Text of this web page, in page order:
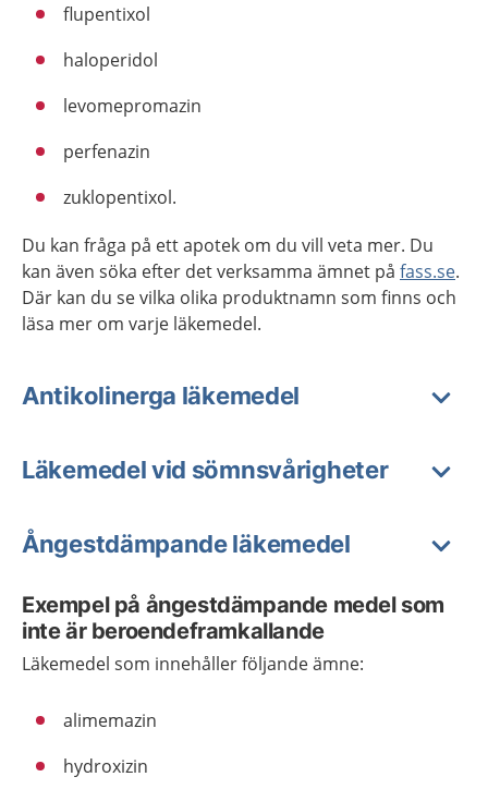
flupentixol
haloperidol
levomepromazin
perfenazin
zuklopentixol.
Du kan fråga på ett apotek om du vill veta mer. Du
kan även söka efter det verksamma ämnet på fass.se.
Där kan du se vilka olika produktnamn som finns och
läsa mer om varje läkemedel.
Antikolinerga läkemedel
Läkemedel vid sömnsvårigheter
Ångestdämpande läkemedel
Exempel på ångestdämpande medel som
inte är beroendeframkallande
Läkemedel som innehåller följande ämne:
alimemazin
hydroxizin